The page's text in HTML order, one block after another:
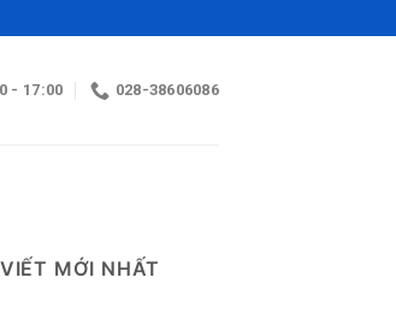
- 17:00 028-38606086
MỚI NHẤT